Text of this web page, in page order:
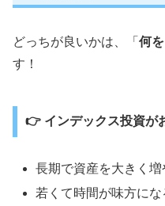
どっちが良いかは、「 何
す！
👉 インデックス投資が
長期で資産を大きく増
若くて時間が味方にな